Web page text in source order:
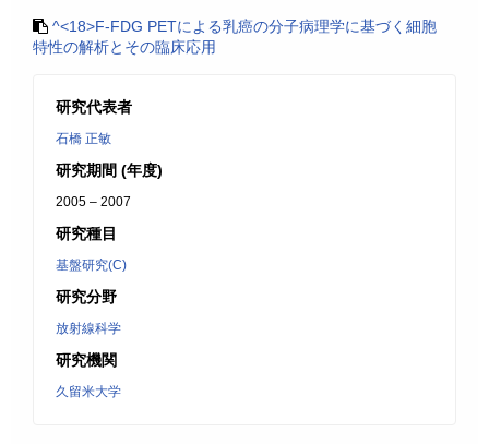
^<18>F-FDG PETによる乳癌の分子病理学に基づく細胞
特性の解析とその臨床応用
研究代表者
石橋 正敏
研究期間 (年度)
2005 – 2007
研究種目
基盤研究(C)
研究分野
放射線科学
研究機関
久留米大学